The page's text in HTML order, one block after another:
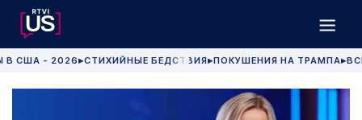
В США - 2026 ▶СТИХИЙНЫЕ БЕДСТВИЯ▶ПОКУШЕНИЯ НА ТРАМПА▶